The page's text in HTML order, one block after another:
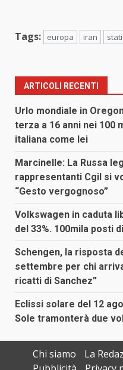
Tags: europa iran
ARTICOLI RECENTI
Urlo mondiale in
terza a 16 anni nei 100
italiana come lei
Marcinelle: La Russa
rappresentanti Cgil si
“Gesto vergognoso”
Volkswagen in caduta
del 33%. 100mila posti
Schengen, la risposta
settembre per chi
ricatti di Sanchez”
Eclissi solare del 12
Sole tramonterà due
Chi siamo
La